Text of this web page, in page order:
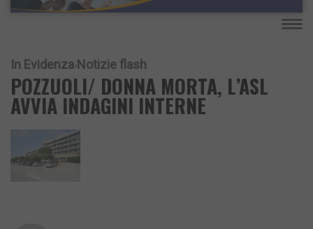
In Evidenza Notizie flash
POZZUOLI/ DONNA MORTA, L’ASL
AVVIA INDAGINI INTERNE